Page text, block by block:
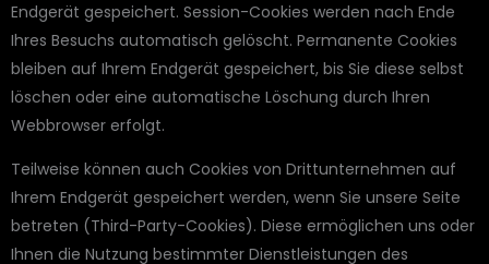
Endgerät gespeichert. Session-Cookies werden nach Ende
Ihres Besuchs automatisch gelöscht. Permanente Cookies
bleiben auf Ihrem Endgerät gespeichert, bis Sie diese selbst
löschen oder eine automatische Löschung durch Ihren
Webbrowser erfolgt.
Teilweise können auch Cookies von Drittunternehmen auf
Ihrem Endgerät gespeichert werden, wenn Sie unsere Seite
betreten (Third-Party-Cookies). Diese ermöglichen uns oder
Ihnen die Nutzung bestimmter Dienstleistungen des